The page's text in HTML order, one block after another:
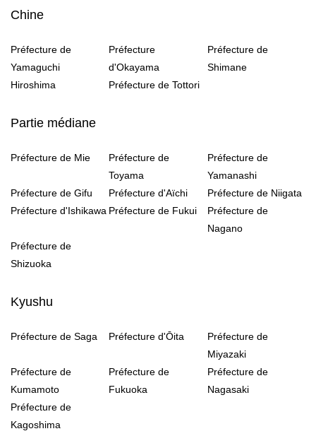
Chine
Préfecture de
Yamaguchi
Préfecture
d'Okayama
Préfecture de
Shimane
Hiroshima
Préfecture de Tottori
Partie médiane
Préfecture de Mie
Préfecture de
Toyama
Préfecture de
Yamanashi
Préfecture de Gifu
Préfecture d'Aïchi
Préfecture de Niigata
Préfecture d'Ishikawa Préfecture de Fukui
Préfecture de
Nagano
Préfecture de
Shizuoka
Kyushu
Préfecture de Saga Préfecture d'Ōita
Préfecture de
Miyazaki
Préfecture de
Kumamoto
Préfecture de
Fukuoka
Préfecture de
Nagasaki
Préfecture de
Kagoshima